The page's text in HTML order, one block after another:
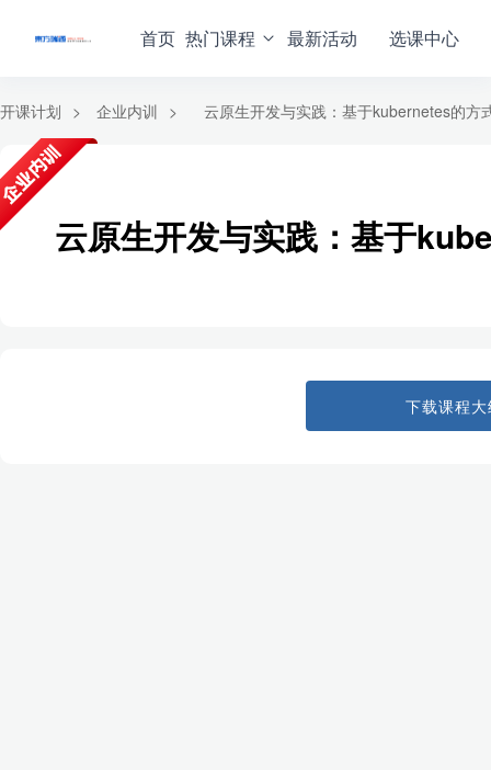
首页 热门课程 最新活动 选课中心
开课计划 > 企业内训 > 云原生开发与实践：基于kubernetes的方
云原生开发与实践：基于
下载课程